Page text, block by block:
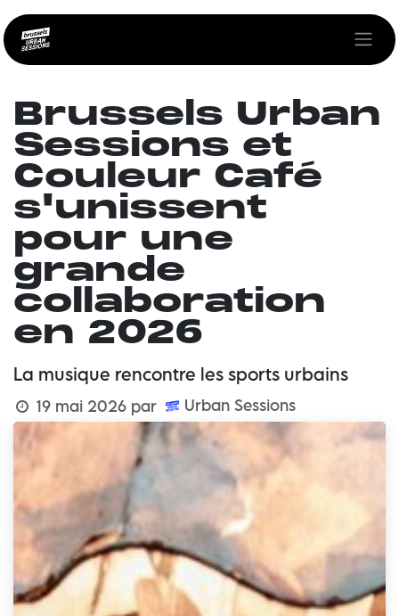
Brussels Urban
Sessions et
Couleur Café
s'unissent
pour une
grande
collaboration
en 2026
La musique rencontre les sports urbains
19 mai 2026 par Urban Sessions